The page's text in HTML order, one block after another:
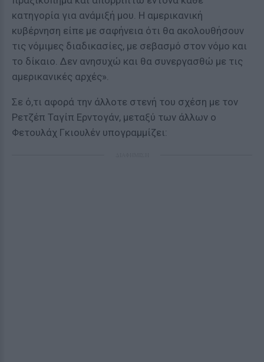
κατηγορία για ανάμιξή μου. Η αμερικανική
κυβέρνηση είπε με σαφήνεια ότι θα ακολουθήσουν
τις νόμιμες διαδικασίες, με σεβασμό στον νόμο και
το δίκαιο. Δεν ανησυχώ και θα συνεργασθώ με τις
αμερικανικές αρχές».
Σε ό,τι αφορά την άλλοτε στενή του σχέση με τον
Ρετζέπ Ταγίπ Ερντογάν, μεταξύ των άλλων ο
Φετουλάχ Γκιουλέν υπογραμμίζει: